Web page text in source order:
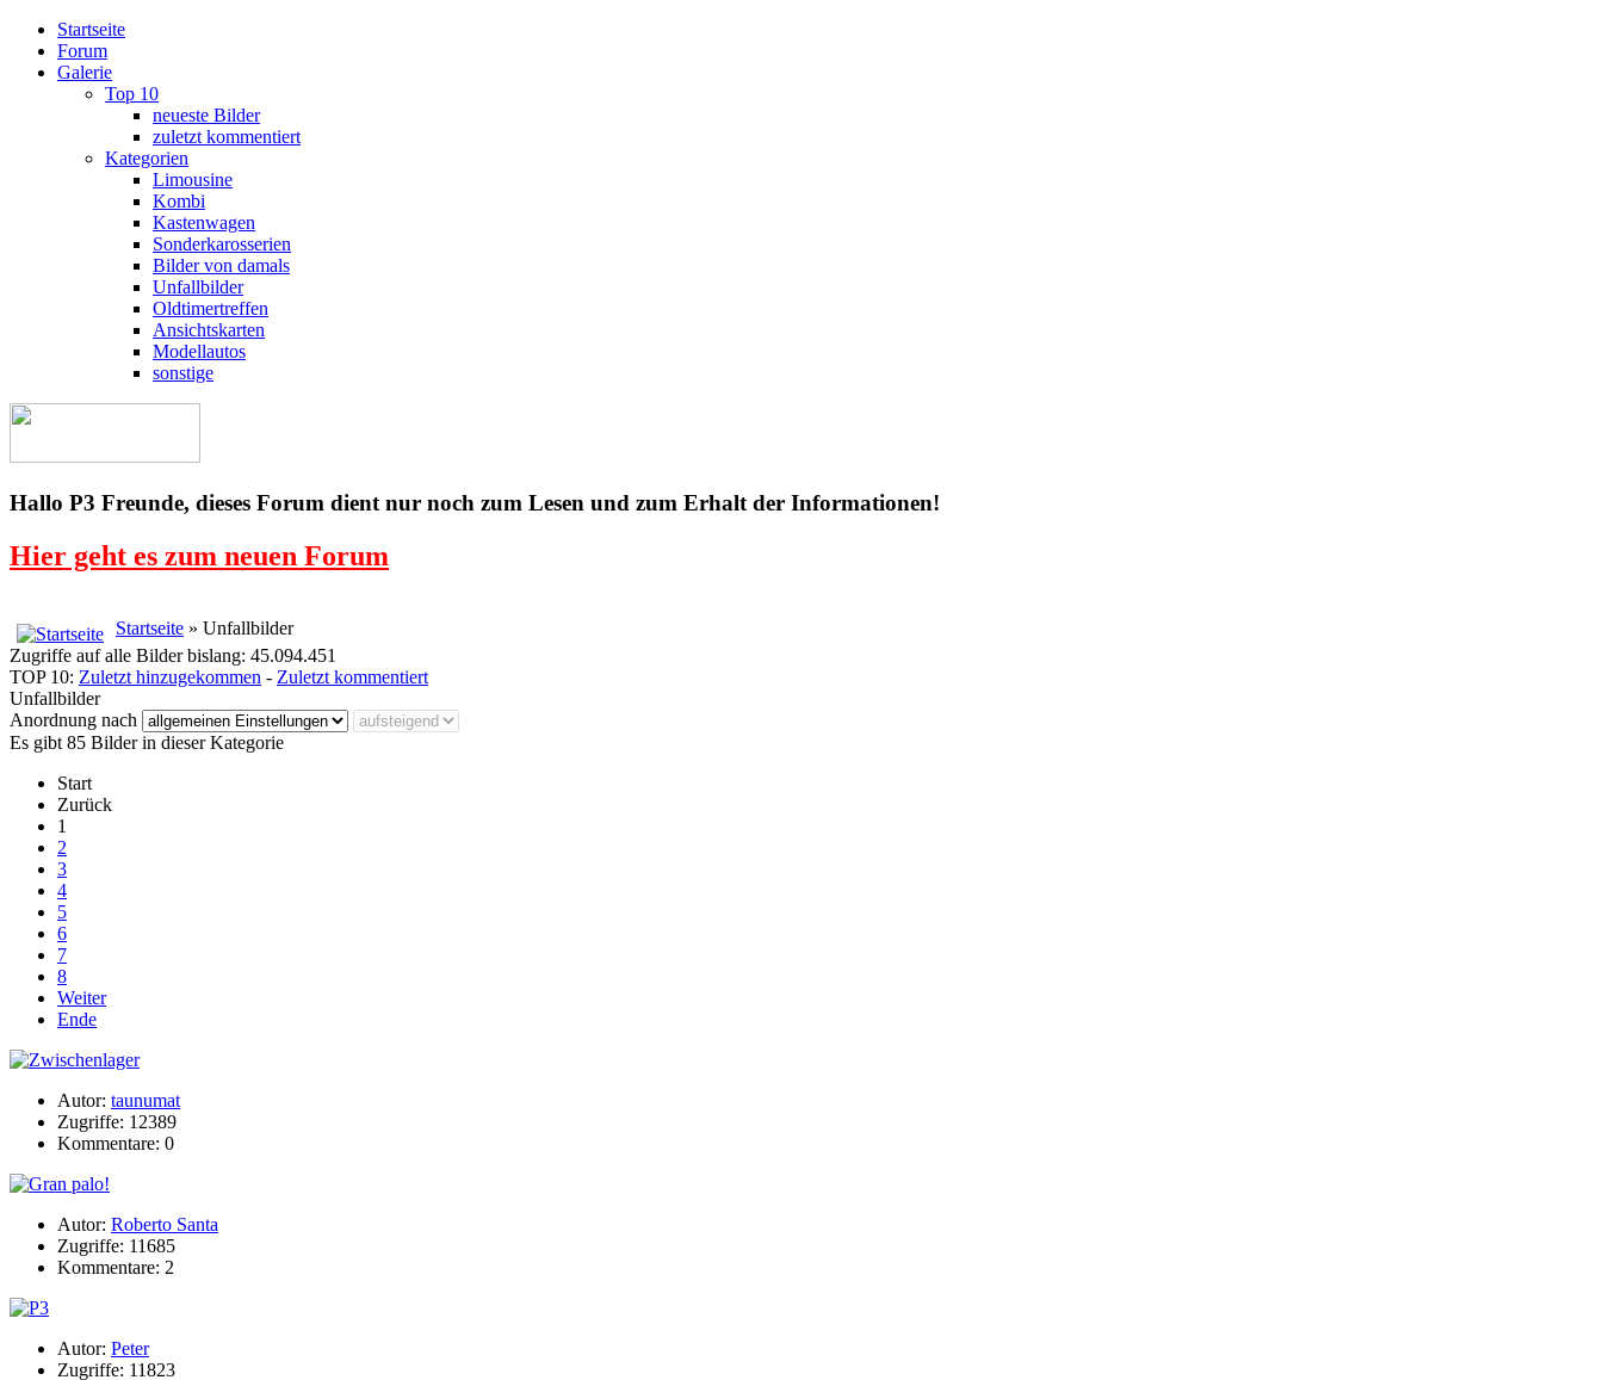
Startseite
Forum
Galerie
Top 10
neueste Bilder
zuletzt kommentiert
Kategorien
Limousine
Kombi
Kastenwagen
Sonderkarosserien
Bilder von damals
Unfallbilder
Oldtimertreffen
Ansichtskarten
Modellautos
sonstige
Hallo P3 Freunde, dieses Forum dient nur noch zum Lesen und zum Erhalt der Informationen!
Hier geht es zum neuen Forum
Startseite » Unfallbilder
Zugriffe auf alle Bilder bislang: 45.094.451
TOP 10: Zuletzt hinzugekommen - Zuletzt kommentiert
Unfallbilder
Anordnung nach
Es gibt 85 Bilder in dieser Kategorie
Start
Zurück
1
2
3
4
5
6
7
8
Weiter
Ende
Autor: taunumat
Zugriffe: 12389
Kommentare: 0
Autor: Roberto Santa
Zugriffe: 11685
Kommentare: 2
Autor: Peter
Zugriffe: 11823